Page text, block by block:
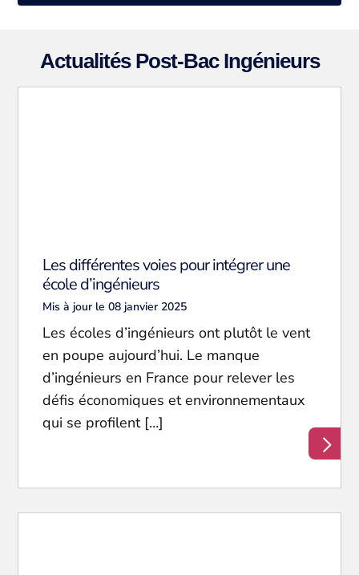
Actualités Post-Bac Ingénieurs
Les différentes voies pour intégrer une
école d’ingénieurs
Mis à jour le 08 janvier 2025
Les écoles d’ingénieurs ont plutôt le vent
en poupe aujourd’hui. Le manque
d’ingénieurs en France pour relever les
défis économiques et environnementaux
qui se profilent […]